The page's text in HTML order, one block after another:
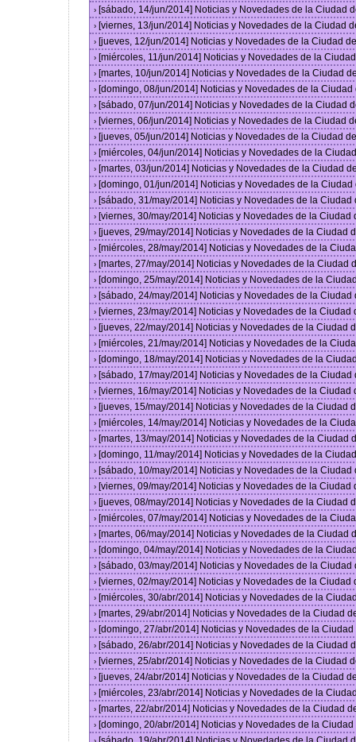
› [sábado, 14/jun/2014] Noticias y Novedades de la Ciudad
› [viernes, 13/jun/2014] Noticias y Novedades de la Ciudad
› [jueves, 12/jun/2014] Noticias y Novedades de la Ciudad
› [miércoles, 11/jun/2014] Noticias y Novedades de la
› [martes, 10/jun/2014] Noticias y Novedades de la Ciudad
› [domingo, 08/jun/2014] Noticias y Novedades de la
› [sábado, 07/jun/2014] Noticias y Novedades de la Ciudad
› [viernes, 06/jun/2014] Noticias y Novedades de la Ciudad
› [jueves, 05/jun/2014] Noticias y Novedades de la Ciudad
› [miércoles, 04/jun/2014] Noticias y Novedades de la
› [martes, 03/jun/2014] Noticias y Novedades de la Ciudad
› [domingo, 01/jun/2014] Noticias y Novedades de la
› [sábado, 31/may/2014] Noticias y Novedades de la
› [viernes, 30/may/2014] Noticias y Novedades de la
› [jueves, 29/may/2014] Noticias y Novedades de la Ciudad
› [miércoles, 28/may/2014] Noticias y Novedades de la
› [martes, 27/may/2014] Noticias y Novedades de la Ciudad
› [domingo, 25/may/2014] Noticias y Novedades de la
› [sábado, 24/may/2014] Noticias y Novedades de la
› [viernes, 23/may/2014] Noticias y Novedades de la
› [jueves, 22/may/2014] Noticias y Novedades de la Ciudad
› [miércoles, 21/may/2014] Noticias y Novedades de la
› [domingo, 18/may/2014] Noticias y Novedades de la
› [sábado, 17/may/2014] Noticias y Novedades de la
› [viernes, 16/may/2014] Noticias y Novedades de la
› [jueves, 15/may/2014] Noticias y Novedades de la Ciudad
› [miércoles, 14/may/2014] Noticias y Novedades de la
› [martes, 13/may/2014] Noticias y Novedades de la Ciudad
› [domingo, 11/may/2014] Noticias y Novedades de la
› [sábado, 10/may/2014] Noticias y Novedades de la
› [viernes, 09/may/2014] Noticias y Novedades de la
› [jueves, 08/may/2014] Noticias y Novedades de la Ciudad
› [miércoles, 07/may/2014] Noticias y Novedades de la
› [martes, 06/may/2014] Noticias y Novedades de la Ciudad
› [domingo, 04/may/2014] Noticias y Novedades de la
› [sábado, 03/may/2014] Noticias y Novedades de la
› [viernes, 02/may/2014] Noticias y Novedades de la
› [miércoles, 30/abr/2014] Noticias y Novedades de la
› [martes, 29/abr/2014] Noticias y Novedades de la Ciudad
› [domingo, 27/abr/2014] Noticias y Novedades de la
› [sábado, 26/abr/2014] Noticias y Novedades de la Ciudad
› [viernes, 25/abr/2014] Noticias y Novedades de la Ciudad
› [jueves, 24/abr/2014] Noticias y Novedades de la Ciudad
› [miércoles, 23/abr/2014] Noticias y Novedades de la
› [martes, 22/abr/2014] Noticias y Novedades de la Ciudad
› [domingo, 20/abr/2014] Noticias y Novedades de la